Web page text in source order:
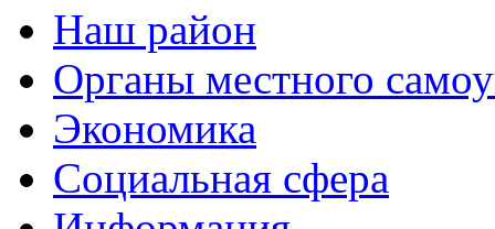
Наш район
Органы местного
Экономика
Социальная сфера